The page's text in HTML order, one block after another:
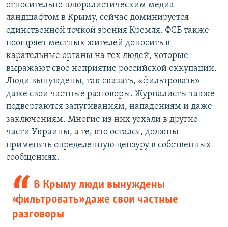
относительно плюралистическим медиа-
ландшафтом в Крыму, сейчас доминируется
единственной точкой зрения Кремля. ФСБ также
поощряет местных жителей доносить в
карательные органы на тех людей, которые
выражают свое неприятие российской оккупации.
Люди вынуждены, так сказать, «фильтровать»
даже свои частные разговоры. Журналисты также
подвергаются запугиваниям, нападениям и даже
заключениям. Многие из них уехали в другие
части Украины, а те, кто остался, должны
применять определенную цензуру в собственных
сообщениях.
В Крыму люди вынуждены
«фильтровать» даже свои частные
разговоры